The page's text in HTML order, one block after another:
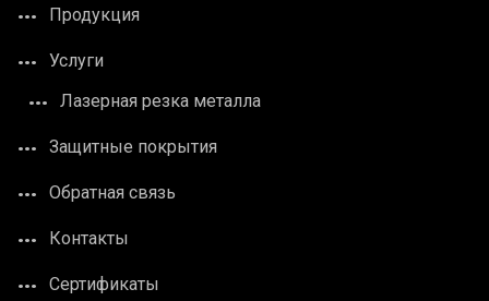
Продукция
Услуги
Лазерная резка металла
Защитные покрытия
Обратная связь
Контакты
Сертификаты